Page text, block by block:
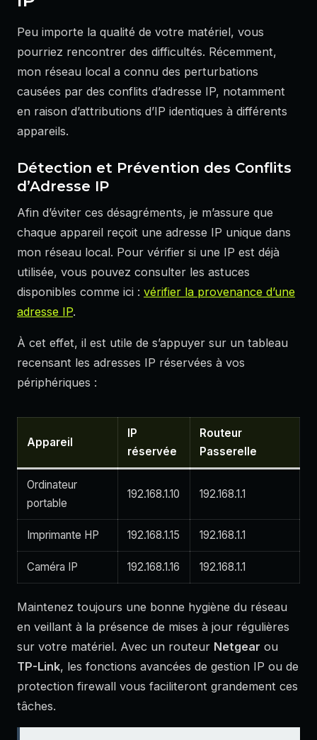
Peu importe la qualité de votre matériel, vous
pourriez rencontrer des difficultés. Récemment,
mon réseau local a connu des perturbations
causées par des conflits d’adresse IP, notamment
en raison d’attributions d’IP identiques à différents
appareils.
Détection et Prévention des Conflits
d’Adresse IP
Afin d’éviter ces désagréments, je m’assure que
chaque appareil reçoit une adresse IP unique dans
mon réseau local. Pour vérifier si une IP est déjà
utilisée, vous pouvez consulter les astuces
disponibles comme ici : vérifier la provenance d’une
adresse IP.
À cet effet, il est utile de s’appuyer sur un tableau
recensant les adresses IP réservées à vos
périphériques :
Appareil
IP
réservée
Routeur
Passerelle
Ordinateur
portable
192.168.1.10 192.168.1.1
Imprimante HP 192.168.1.15 192.168.1.1
Caméra IP 192.168.1.16 192.168.1.1
Maintenez toujours une bonne hygiène du réseau
en veillant à la présence de mises à jour régulières
sur votre matériel. Avec un routeur Netgear ou
TP-Link, les fonctions avancées de gestion IP ou de
protection firewall vous faciliteront grandement ces
tâches.